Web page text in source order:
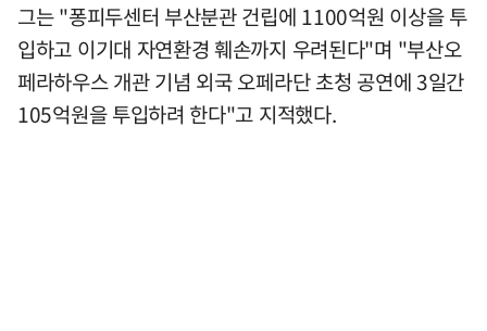
그는 "퐁피두센터 부산분관 건립에 1100억원 이상을 투
입하고 이기대 자연환경 훼손까지 우려된다"며 "부산오
페라하우스 개관 기념 외국 오페라단 초청 공연에 3일간
105억원을 투입하려 한다"고 지적했다.